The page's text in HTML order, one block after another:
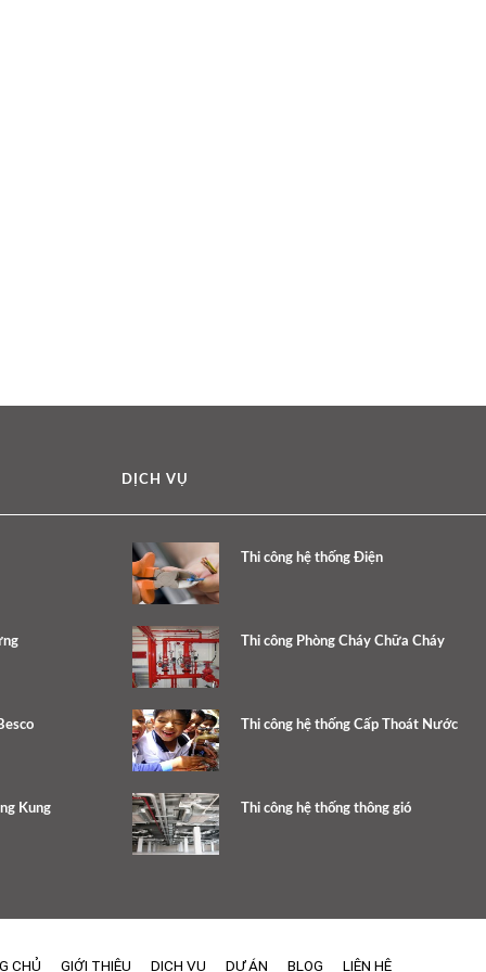
Kung
DỊCH VỤ
Thi công hệ thống Điện
Thi công Phòng Cháy Chữa Cháy
Thi công hệ thống Cấp Thoát Nước
Thi công hệ thống thông gió
CHỦ GIỚI THIỆU DỊCH VỤ DỰ ÁN BLOG LIÊN HỆ